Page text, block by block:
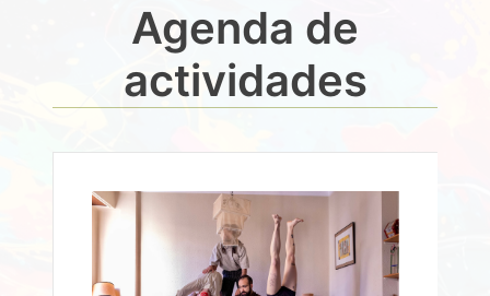
Agenda de
actividades